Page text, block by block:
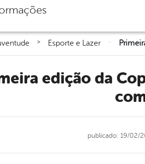
navegação
> Esporte e Lazer
publicado: 19/02/